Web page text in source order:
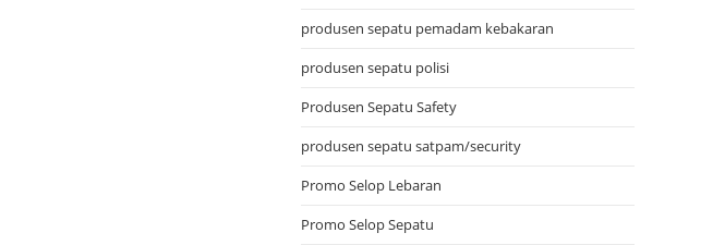
produsen sepatu pemadam kebakaran
produsen sepatu polisi
Produsen Sepatu Safety
produsen sepatu satpam/security
Promo Selop Lebaran
Promo Selop Sepatu